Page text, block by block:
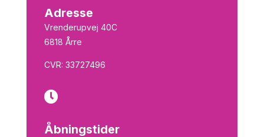
Adresse
Vrenderupvej 40C
6818 Årre
CVR: 33727496

Åbningstider